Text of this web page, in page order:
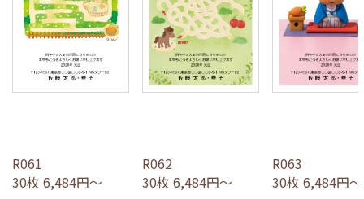
R061
30枚 6,484円～
R062
30枚 6,484円～
R063
30枚 6,484円～